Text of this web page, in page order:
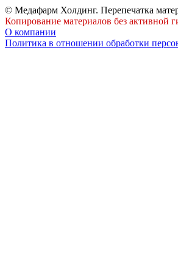
© Медафарм Холдинг. Перепечатка
Копирование материалов без активной
О компании
Политика в отношении обработки